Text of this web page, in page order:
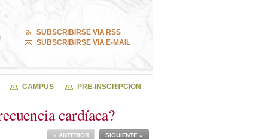
SUBSCRIBIRSE VIA RSS
SUBSCRIBIRSE VIA E-MAIL
CAMPUS PRE-INSCRIPCIÓN
cardíaca?
SIGUIENTE »
« ANTERIOR